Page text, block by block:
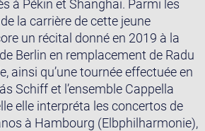
à Pékin et Shanghai. Parmi les
la carrière de cette jeune
un récital donné en 2019 à la
Berlin en remplacement de Radu
ainsi qu’une tournée effectuée en
Schiff et l’ensemble Cappella
elle interpréta les concertos de
à Hambourg (Elbphilharmonie),